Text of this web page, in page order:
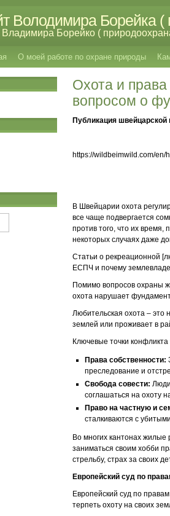
Володимира Борейка (
Борейко (
О моей работе по охране природы
Охота и права
вопросом о
Публикация швейцарской
https://wildbeimwild.com/
В Швейцарии охота
все чаще подвергается
против того, что их
некоторых случаях даже
Статьи о рекреационной
ЕСПЧ и почему
Помимо вопросов охраны
охота нарушает
Любительская охота – это
землей или проживает в
Ключевые точки конфликта
Права собственности:
преследование и
Свобода совести:
соглашаться на охоту
Право на частную и
сталкиваются с
Во многих кантонах
заниматься своим хобби
стрельбу, страх за своих
Европейский суд по
Европейский суд по
терпеть охоту на своих